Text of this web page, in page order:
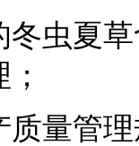
虫夏
质量管